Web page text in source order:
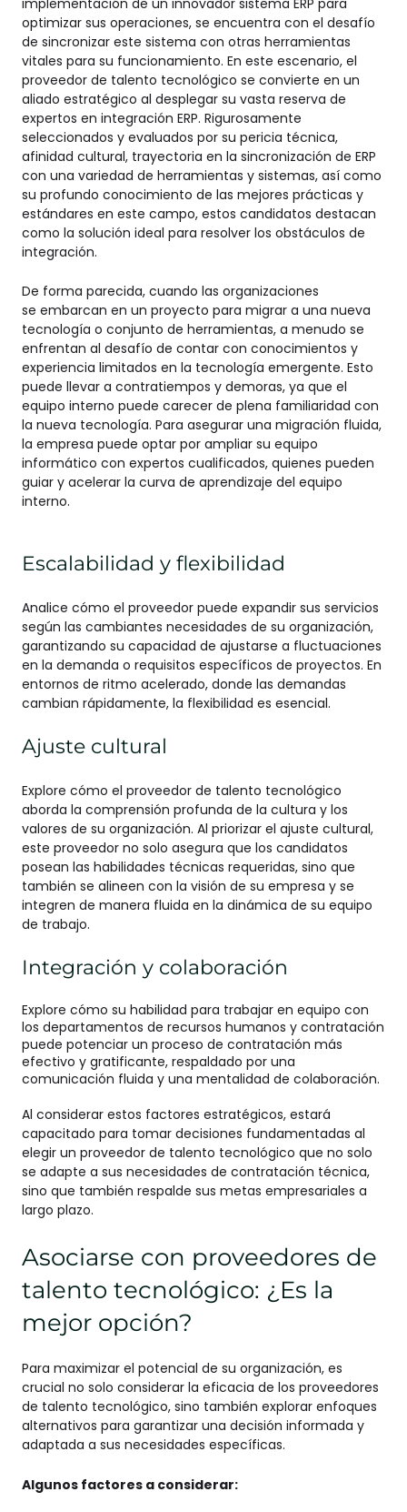
optimizar sus operaciones, se encuentra con el desafío
de sincronizar este sistema con otras herramientas
vitales para su funcionamiento. En este escenario, el
proveedor de talento tecnológico se convierte en un
aliado estratégico al desplegar su vasta reserva de
expertos en integración ERP. Rigurosamente
seleccionados y evaluados por su pericia técnica,
afinidad cultural, trayectoria en la sincronización de ERP
con una variedad de herramientas y sistemas, así como
su profundo conocimiento de las mejores prácticas y
estándares en este campo, estos candidatos destacan
como la solución ideal para resolver los obstáculos de
integración.
De forma parecida, cuando las organizaciones
se embarcan en un proyecto para migrar a una nueva
tecnología o conjunto de herramientas, a menudo se
enfrentan al desafío de contar con conocimientos y
experiencia limitados en la tecnología emergente. Esto
puede llevar a contratiempos y demoras, ya que el
equipo interno puede carecer de plena familiaridad con
la nueva tecnología. Para asegurar una migración fluida,
la empresa puede optar por ampliar su equipo
informático con expertos cualificados, quienes pueden
guiar y acelerar la curva de aprendizaje del equipo
interno.
Escalabilidad y flexibilidad
Analice cómo el proveedor puede expandir sus servicios
según las cambiantes necesidades de su organización,
garantizando su capacidad de ajustarse a fluctuaciones
en la demanda o requisitos específicos de proyectos. En
entornos de ritmo acelerado, donde las demandas
cambian rápidamente, la flexibilidad es esencial.
Ajuste cultural
Explore cómo el proveedor de talento tecnológico
aborda la comprensión profunda de la cultura y los
valores de su organización. Al priorizar el ajuste cultural,
este proveedor no solo asegura que los candidatos
posean las habilidades técnicas requeridas, sino que
también se alineen con la visión de su empresa y se
integren de manera fluida en la dinámica de su equipo
de trabajo.
Integración y colaboración
Explore cómo su habilidad para trabajar en equipo con
los departamentos de recursos humanos y contratación
puede potenciar un proceso de contratación más
efectivo y gratificante, respaldado por una
comunicación fluida y una mentalidad de colaboración.
Al considerar estos factores estratégicos, estará
capacitado para tomar decisiones fundamentadas al
elegir un proveedor de talento tecnológico que no solo
se adapte a sus necesidades de contratación técnica,
sino que también respalde sus metas empresariales a
largo plazo.
Asociarse con proveedores de
talento tecnológico: ¿Es la
mejor opción?
Para maximizar el potencial de su organización, es
crucial no solo considerar la eficacia de los proveedores
de talento tecnológico, sino también explorar enfoques
alternativos para garantizar una decisión informada y
adaptada a sus necesidades específicas.
Algunos factores a considerar: